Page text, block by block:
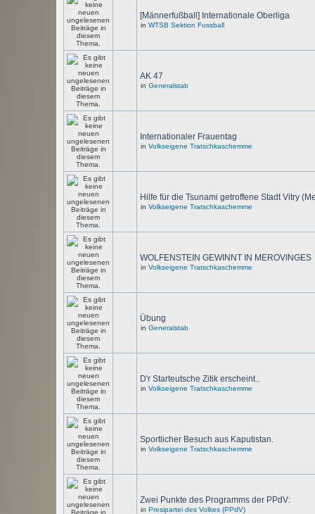
[Männerfußball] Internationale Oberliga
in WTSB Sektion Fussball
AK 47
in Generalstab
Internationaler Frauentag
in Volkseigene Tratschkaschemme
Hilfe für die Tsunami getroffene Stadt Vitry
in Volkseigene Tratschkaschemme
WOLFENSTEIN GEWINNT IN MEROVINGES
in Volkseigene Tratschkaschemme
Übung
in Generalstab
D'r Starteutsche Zitik erscheint..
in Volkseigene Tratschkaschemme
Sportlicher Besuch aus Kaputistan.
in Volkseigene Tratschkaschemme
Zwei Punkte des Programms der PPdV:
in Presipartei des Volkes (PPdV)